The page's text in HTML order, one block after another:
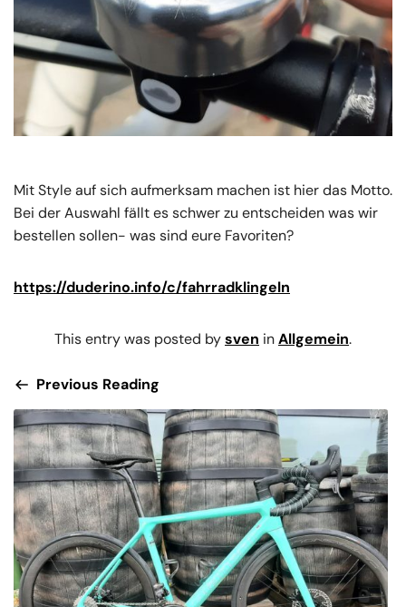
Mit Style auf sich aufmerksam machen ist hier das Motto.
Bei der Auswahl fällt es schwer zu entscheiden was wir
bestellen sollen- was sind eure Favoriten?
https://duderino.info/c/fahrradklingeln
This entry was posted bysven inAllgemein.
Previous Reading